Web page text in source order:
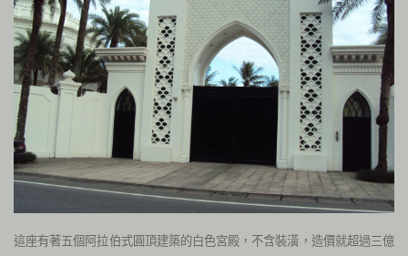
這座有著五個阿拉伯式圓頂建築的白色宮殿，不含裝潢，造價就超過三億